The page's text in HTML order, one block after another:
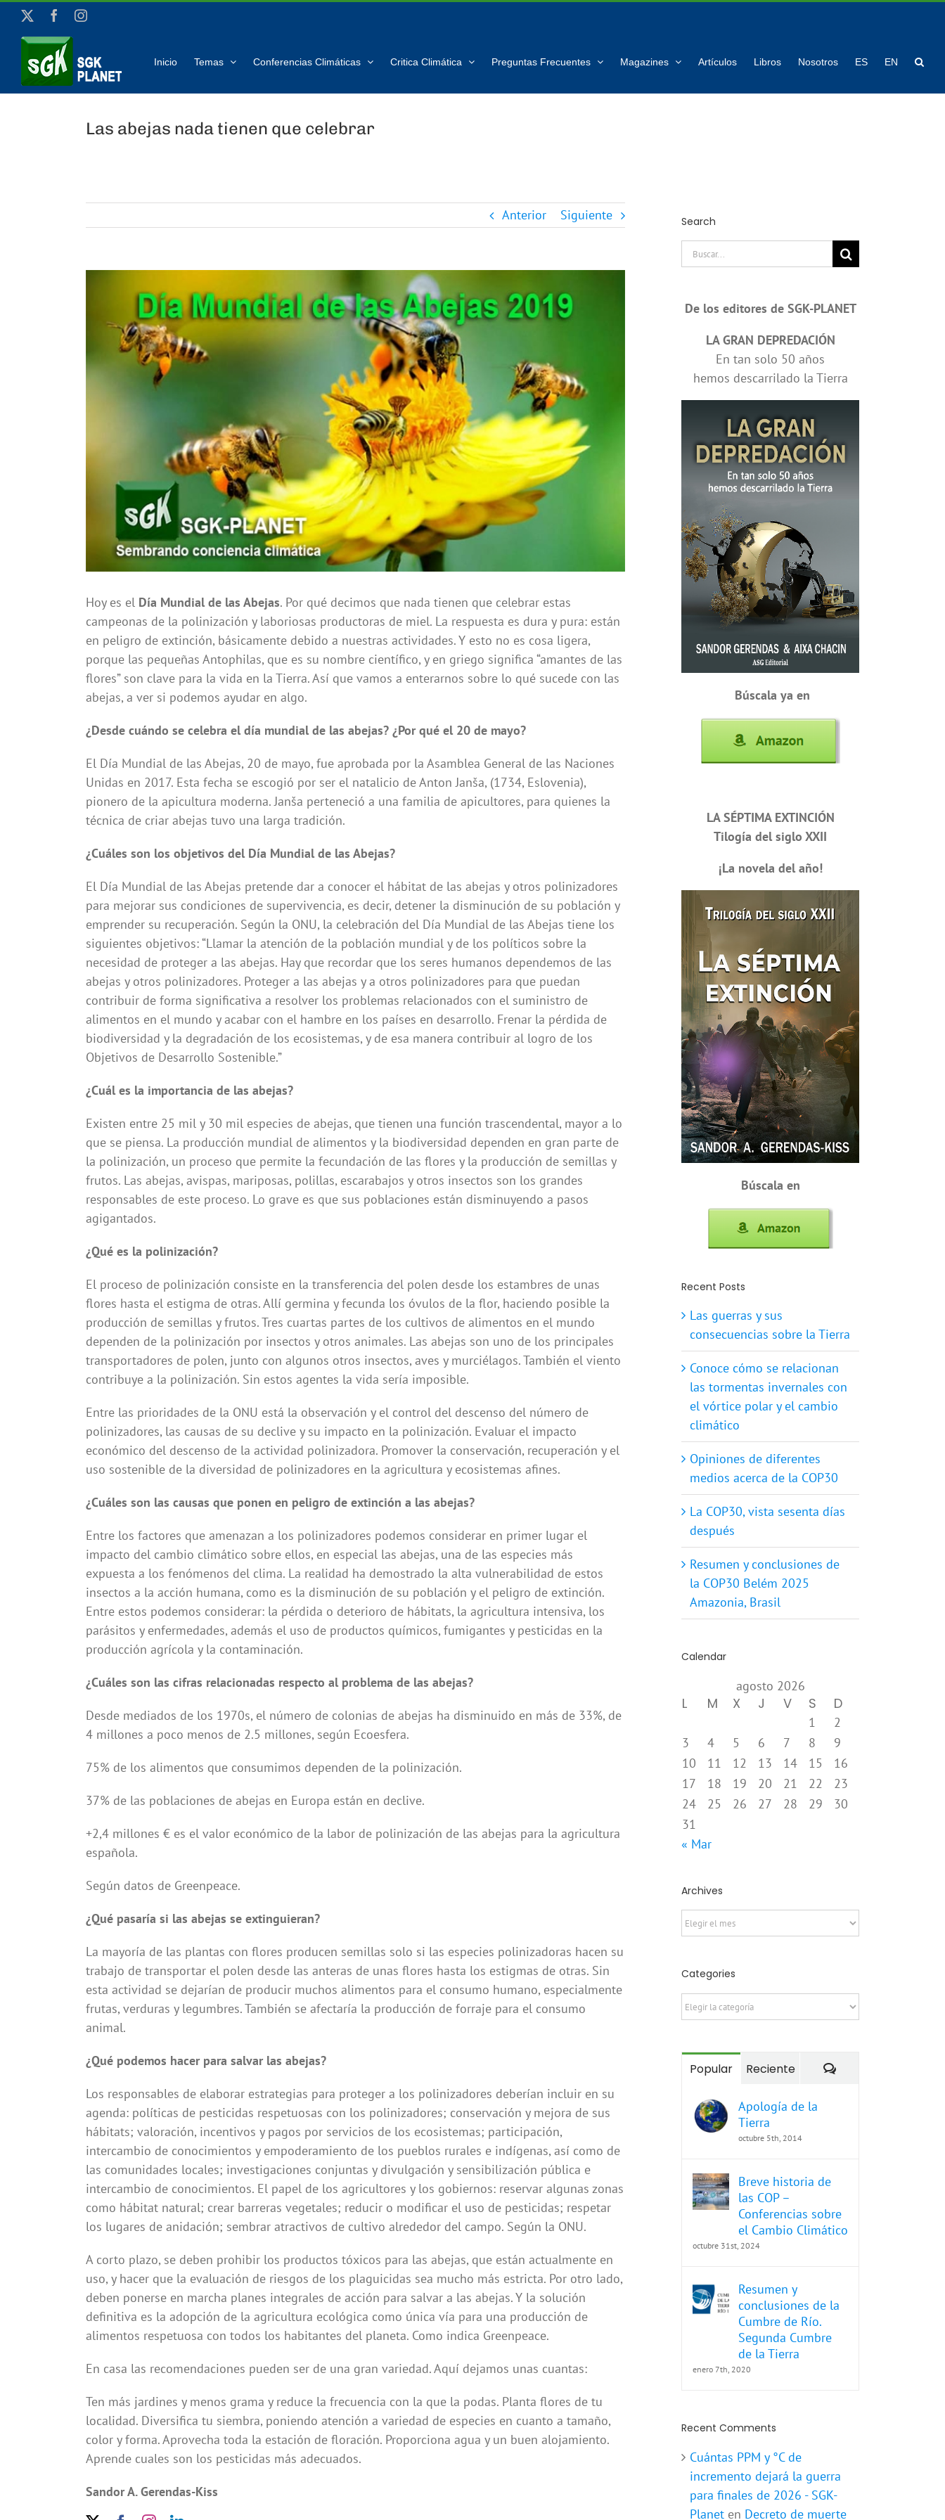
Saltar
contenido
FacebookInstagram
Inicio Temas Conferencias Climáticas Critica Climática Preguntas Frecuentes Magazines Artículos Libros Nosotros ES EN
Las abejas nada tienen que celebrar
Anterior Siguiente
grande
Hoy es el Día Mundial de las Abejas. Por qué decimos que nada tienen que celebrar estas
campeonas de la polinización y laboriosas productoras de miel. La respuesta es dura y pura: están
en peligro de extinción, básicamente debido a nuestras actividades. Y esto no es cosa ligera,
porque las pequeñas Antophilas, que es su nombre científico, y en griego significa “amantes de las
flores” son clave para la vida en la Tierra. Así que vamos a enterarnos sobre lo qué sucede con las
abejas, a ver si podemos ayudar en algo.
¿Desde cuándo se celebra el día mundial de las abejas? ¿Por qué el 20 de mayo?
El Día Mundial de las Abejas, 20 de mayo, fue aprobada por la Asamblea General de las Naciones
Unidas en 2017. Esta fecha se escogió por ser el natalicio de Anton Janša, (1734, Eslovenia),
pionero de la apicultura moderna. Janša perteneció a una familia de apicultores, para quienes la
técnica de criar abejas tuvo una larga tradición.
¿Cuáles son los objetivos del Día Mundial de las Abejas?
El Día Mundial de las Abejas pretende dar a conocer el hábitat de las abejas y otros polinizadores
para mejorar sus condiciones de supervivencia, es decir, detener la disminución de su población y
emprender su recuperación. Según la ONU, la celebración del Día Mundial de las Abejas tiene los
siguientes objetivos: “Llamar la atención de la población mundial y de los políticos sobre la
necesidad de proteger a las abejas. Hay que recordar que los seres humanos dependemos de las
abejas y otros polinizadores. Proteger a las abejas y a otros polinizadores para que puedan
contribuir de forma significativa a resolver los problemas relacionados con el suministro de
alimentos en el mundo y acabar con el hambre en los países en desarrollo. Frenar la pérdida de
biodiversidad y la degradación de los ecosistemas, y de esa manera contribuir al logro de los
Objetivos de Desarrollo Sostenible.”
¿Cuál es la importancia de las abejas?
Existen entre 25 mil y 30 mil especies de abejas, que tienen una función trascendental, mayor a lo
que se piensa. La producción mundial de alimentos y la biodiversidad dependen en gran parte de
la polinización, un proceso que permite la fecundación de las flores y la producción de semillas y
frutos. Las abejas, avispas, mariposas, polillas, escarabajos y otros insectos son los grandes
responsables de este proceso. Lo grave es que sus poblaciones están disminuyendo a pasos
agigantados.
¿Qué es la polinización?
El proceso de polinización consiste en la transferencia del polen desde los estambres de unas
flores hasta el estigma de otras. Allí germina y fecunda los óvulos de la flor, haciendo posible la
producción de semillas y frutos. Tres cuartas partes de los cultivos de alimentos en el mundo
dependen de la polinización por insectos y otros animales. Las abejas son uno de los principales
transportadores de polen, junto con algunos otros insectos, aves y murciélagos. También el viento
contribuye a la polinización. Sin estos agentes la vida sería imposible.
Entre las prioridades de la ONU está la observación y el control del descenso del número de
polinizadores, las causas de su declive y su impacto en la polinización. Evaluar el impacto
económico del descenso de la actividad polinizadora. Promover la conservación, recuperación y el
uso sostenible de la diversidad de polinizadores en la agricultura y ecosistemas afines.
¿Cuáles son las causas que ponen en peligro de extinción a las abejas?
Entre los factores que amenazan a los polinizadores podemos considerar en primer lugar el
impacto del cambio climático sobre ellos, en especial las abejas, una de las especies más
expuesta a los fenómenos del clima. La realidad ha demostrado la alta vulnerabilidad de estos
insectos a la acción humana, como es la disminución de su población y el peligro de extinción.
Entre estos podemos considerar: la pérdida o deterioro de hábitats, la agricultura intensiva, los
parásitos y enfermedades, además el uso de productos químicos, fumigantes y pesticidas en la
producción agrícola y la contaminación.
¿Cuáles son las cifras relacionadas respecto al problema de las abejas?
Desde mediados de los 1970s, el número de colonias de abejas ha disminuido en más de 33%, de
4 millones a poco menos de 2.5 millones, según Ecoesfera.
75% de los alimentos que consumimos dependen de la polinización.
37% de las poblaciones de abejas en Europa están en declive.
+2,4 millones € es el valor económico de la labor de polinización de las abejas para la agricultura
española.
Según datos de Greenpeace.
¿Qué pasaría si las abejas se extinguieran?
La mayoría de las plantas con flores producen semillas solo si las especies polinizadoras hacen su
trabajo de transportar el polen desde las anteras de unas flores hasta los estigmas de otras. Sin
esta actividad se dejarían de producir muchos alimentos para el consumo humano, especialmente
frutas, verduras y legumbres. También se afectaría la producción de forraje para el consumo
animal.
¿Qué podemos hacer para salvar las abejas?
Los responsables de elaborar estrategias para proteger a los polinizadores deberían incluir en su
agenda: políticas de pesticidas respetuosas con los polinizadores; conservación y mejora de sus
hábitats; valoración, incentivos y pagos por servicios de los ecosistemas; participación,
intercambio de conocimientos y empoderamiento de los pueblos rurales e indígenas, así como de
las comunidades locales; investigaciones conjuntas y divulgación y sensibilización pública e
intercambio de conocimientos. El papel de los agricultores y los gobiernos: reservar algunas zonas
como hábitat natural; crear barreras vegetales; reducir o modificar el uso de pesticidas; respetar
los lugares de anidación; sembrar atractivos de cultivo alrededor del campo. Según la ONU.
A corto plazo, se deben prohibir los productos tóxicos para las abejas, que están actualmente en
uso, y hacer que la evaluación de riesgos de los plaguicidas sea mucho más estricta. Por otro lado,
deben ponerse en marcha planes integrales de acción para salvar a las abejas. Y la solución
definitiva es la adopción de la agricultura ecológica como única vía para una producción de
alimentos respetuosa con todos los habitantes del planeta. Como indica Greenpeace.
En casa las recomendaciones pueden ser de una gran variedad. Aquí dejamos unas cuantas:
Ten más jardines y menos grama y reduce la frecuencia con la que la podas. Planta flores de tu
localidad. Diversifica tu siembra, poniendo atención a variedad de especies en cuanto a tamaño,
color y forma. Aprovecha toda la estación de floración. Proporciona agua y un buen alojamiento.
Aprende cuales son los pesticidas más adecuados.
Sandor A. Gerendas-Kiss
Search
Buscar:
De los editores de SGK-PLANET
LA GRAN DEPREDACIÓN
En tan solo 50 años
hemos descarrilado la Tierra
Búscala ya en
LA SÉPTIMA EXTINCIÓN
Tilogía del siglo XXII
¡La novela del año!
Búscala en
Recent Posts
Las guerras y sus
consecuencias sobre la Tierra
Conoce cómo se relacionan
las tormentas invernales con
el vórtice polar y el cambio
climático
Opiniones de diferentes
medios acerca de la COP30
La COP30, vista sesenta días
después
Resumen y conclusiones de
la COP30 Belém 2025
Amazonia, Brasil
Calendar
agosto 2026
L M X J V S D
1
2
3
4 5 6 7 8
9
10
11 12 13 14 15
16
17
18 19 20 21 22
23
24
25 26 27 28 29
30
31
« Mar
Archives
Archives
Categories
Categories
Popular Reciente Comentarios
Apología de la
Tierra
octubre 5th, 2014
Breve historia de
las COP –
Conferencias sobre
el Cambio Climático
octubre 31st, 2024
Resumen y
conclusiones de la
Cumbre de Río.
Segunda Cumbre
de la Tierra
enero 7th, 2020
Recent Comments
Cuántas PPM y °C de
incremento dejará la guerra
para finales de 2026 - SGK-
Planet en Decreto de muerte